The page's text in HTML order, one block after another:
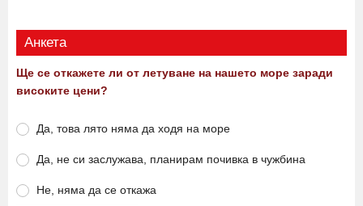
Анкета
Ще се откажете ли от летуване на нашето море заради
високите цени?
Да, това лято няма да ходя на море
Да, не си заслужава, планирам почивка в чужбина
Не, няма да се откажа